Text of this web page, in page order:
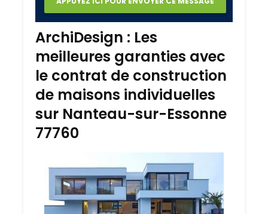
ArchiDesign : Les
meilleures garanties avec
le contrat de construction
de maisons individuelles
sur Nanteau-sur-Essonne
77760